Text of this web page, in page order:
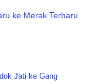
ke Merak Terbaru
Jati ke Gang